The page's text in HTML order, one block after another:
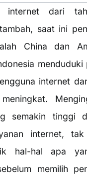
internet dari
saat ini
China dan
internet
semakin tinggi
internet,
hal-hal apa
memilih